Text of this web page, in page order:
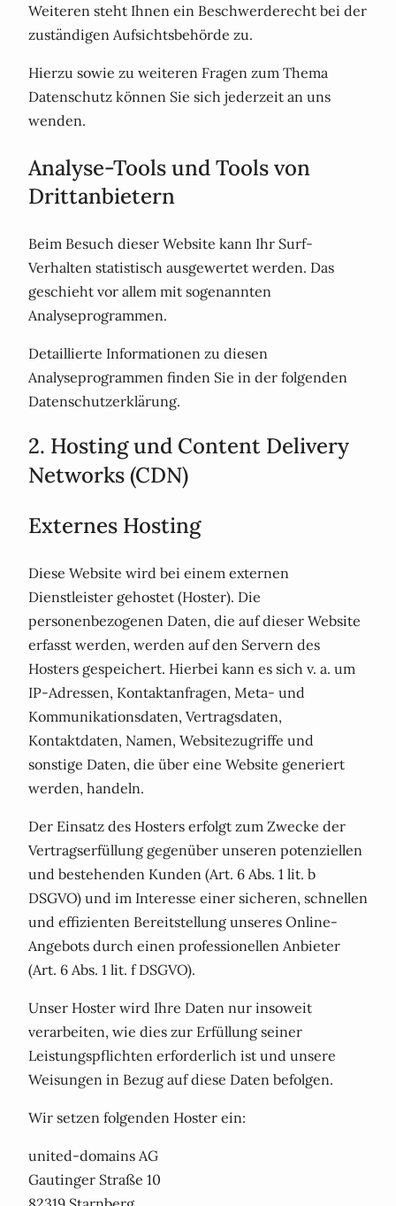
Weiteren steht Ihnen ein Beschwerderecht bei der
zuständigen Aufsichtsbehörde zu.
Hierzu sowie zu weiteren Fragen zum Thema
Datenschutz können Sie sich jederzeit an uns
wenden.
Analyse-Tools und Tools von
Dritt­anbietern
Beim Besuch dieser Website kann Ihr Surf-
Verhalten statistisch ausgewertet werden. Das
geschieht vor allem mit sogenannten
Analyseprogrammen.
Detaillierte Informationen zu diesen
Analyseprogrammen finden Sie in der folgenden
Datenschutzerklärung.
2. Hosting und Content Delivery
Networks (CDN)
Externes Hosting
Diese Website wird bei einem externen
Dienstleister gehostet (Hoster). Die
personenbezogenen Daten, die auf dieser Website
erfasst werden, werden auf den Servern des
Hosters gespeichert. Hierbei kann es sich v. a. um
IP-Adressen, Kontaktanfragen, Meta- und
Kommunikationsdaten, Vertragsdaten,
Kontaktdaten, Namen, Websitezugriffe und
sonstige Daten, die über eine Website generiert
werden, handeln.
Der Einsatz des Hosters erfolgt zum Zwecke der
Vertragserfüllung gegenüber unseren potenziellen
und bestehenden Kunden (Art. 6 Abs. 1 lit. b
DSGVO) und im Interesse einer sicheren, schnellen
und effizienten Bereitstellung unseres Online-
Angebots durch einen professionellen Anbieter
(Art. 6 Abs. 1 lit. f DSGVO).
Unser Hoster wird Ihre Daten nur insoweit
verarbeiten, wie dies zur Erfüllung seiner
Leistungspflichten erforderlich ist und unsere
Weisungen in Bezug auf diese Daten befolgen.
Wir setzen folgenden Hoster ein:
united-domains AG
Gautinger Straße 10